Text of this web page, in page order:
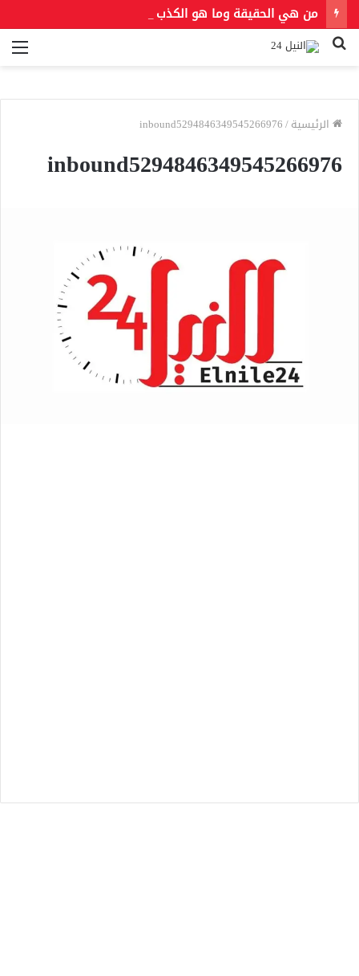
من هي الحقيقة وما هو الكذب
بحث
الرئيسية/
inbound5294846349545266976
inbound5294846349545266976